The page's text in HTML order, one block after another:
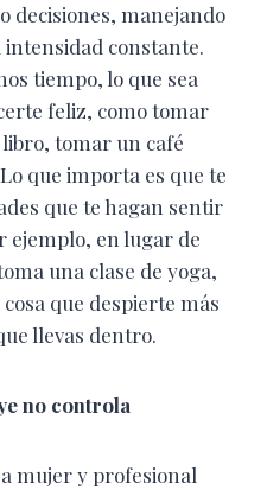
decisiones, manejando
intensidad constante.
tiempo, lo que sea
feliz, como tomar
tomar un café
que importa es que te
que te hagan sentir
ejemplo, en lugar de
una clase de yoga,
que despierte más
llevas dentro.
no controla
mujer y profesional